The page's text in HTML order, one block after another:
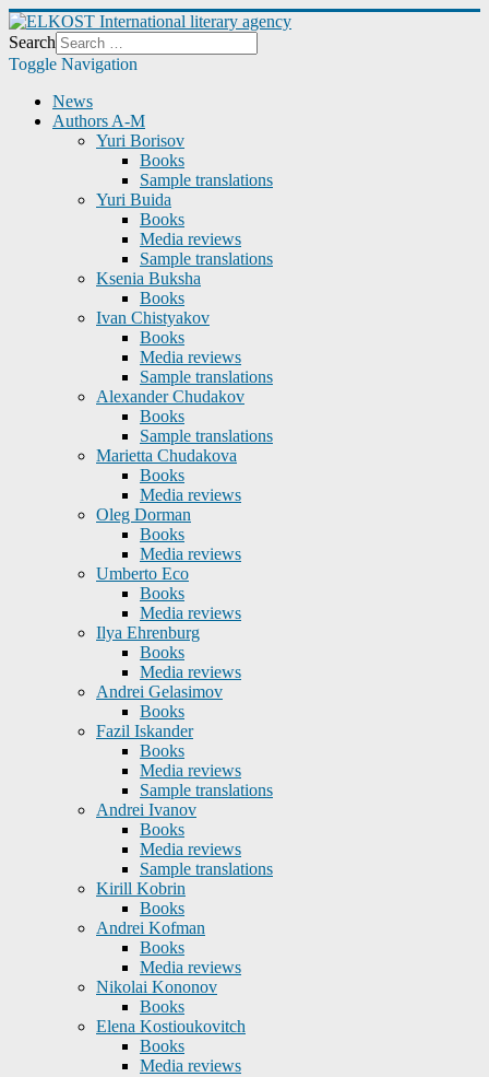
Search
Toggle Navigation
News
Authors A-M
Yuri Borisov
Books
Sample translations
Yuri Buida
Books
Media reviews
Sample translations
Ksenia Buksha
Books
Ivan Chistyakov
Books
Media reviews
Sample translations
Alexander Chudakov
Books
Sample translations
Marietta Chudakova
Books
Media reviews
Oleg Dorman
Books
Media reviews
Umberto Eco
Books
Media reviews
Ilya Ehrenburg
Books
Media reviews
Andrei Gelasimov
Books
Fazil Iskander
Books
Media reviews
Sample translations
Andrei Ivanov
Books
Media reviews
Sample translations
Kirill Kobrin
Books
Andrei Kofman
Books
Media reviews
Nikolai Kononov
Books
Elena Kostioukovitch
Books
Media reviews